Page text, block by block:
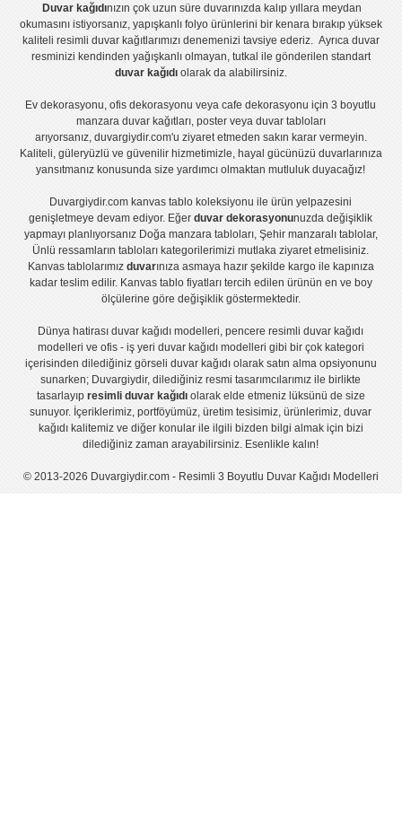
Duvar kağıdınızın çok uzun süre duvarınızda kalıp yıllara meydan
okumasını istiyorsanız, yapışkanlı folyoürünlerini bir kenara bırakıp yüksek
kaliteli resimli duvar kağıtlarımızı denemenizi tavsiye ederiz. Ayrıca duvar
resminizi kendinden yağışkanlı olmayan, tutkal ile gönderilen standart
duvar kağıdıolarak da alabilirsiniz.
Ev dekorasyonu,ofis dekorasyonu veyacafe dekorasyonu için3 boyutlu
manzara duvar kağıtları, posterveya duvar tabloları
arıyorsanız, duvargiydir.com'u ziyaret etmeden sakın karar vermeyin.
Kaliteli, güleryüzlü ve güvenilir hizmetimizle, hayal gücünüzü duvarlarınıza
yansıtmanız konusunda size yardımcı olmaktan mutluluk duyacağız!
Duvargiydir.com kanvas tablo koleksiyonu ile ürün yelpazesini
genişletmeye devam ediyor. Eğerduvar dekorasyonunuzda değişiklik
yapmayı planlıyorsanız Doğa manzara tabloları, Şehir manzaralı tablolar,
Ünlü ressamların tabloları kategorilerimizi mutlaka ziyaret etmelisiniz.
Kanvas tablolarımız duvarınıza asmaya hazır şekilde kargo ile kapınıza
kadar teslim edilir. Kanvas tablo fiyatlarıtercih edilen ürünün en ve boy
ölçülerine göre değişiklik göstermektedir.
Dünya hatirası duvar kağıdı modelleri,pencere resimli duvar kağıdı
modelleri ve ofis - iş yeri duvar kağıdı modelleri gibi bir çok kategori
içerisinden dilediğiniz görseli duvar kağıdı olarak satın alma opsiyonunu
sunarken; Duvargiydir, dilediğiniz resmi tasarımcılarımız ile birlikte
tasarlayıp resimli duvar kağıdıolarak elde etmeniz lüksünü de size
sunuyor. İçeriklerimiz, portföyümüz, üretim tesisimiz, ürünlerimiz, duvar
kağıdı kalitemiz ve diğer konular ile ilgili bizden bilgi almak için bizi
dilediğiniz zaman arayabilirsiniz. Esenlikle kalın!
© 2013-2026 Duvargiydir.com - Resimli 3 Boyutlu Duvar Kağıdı Modelleri